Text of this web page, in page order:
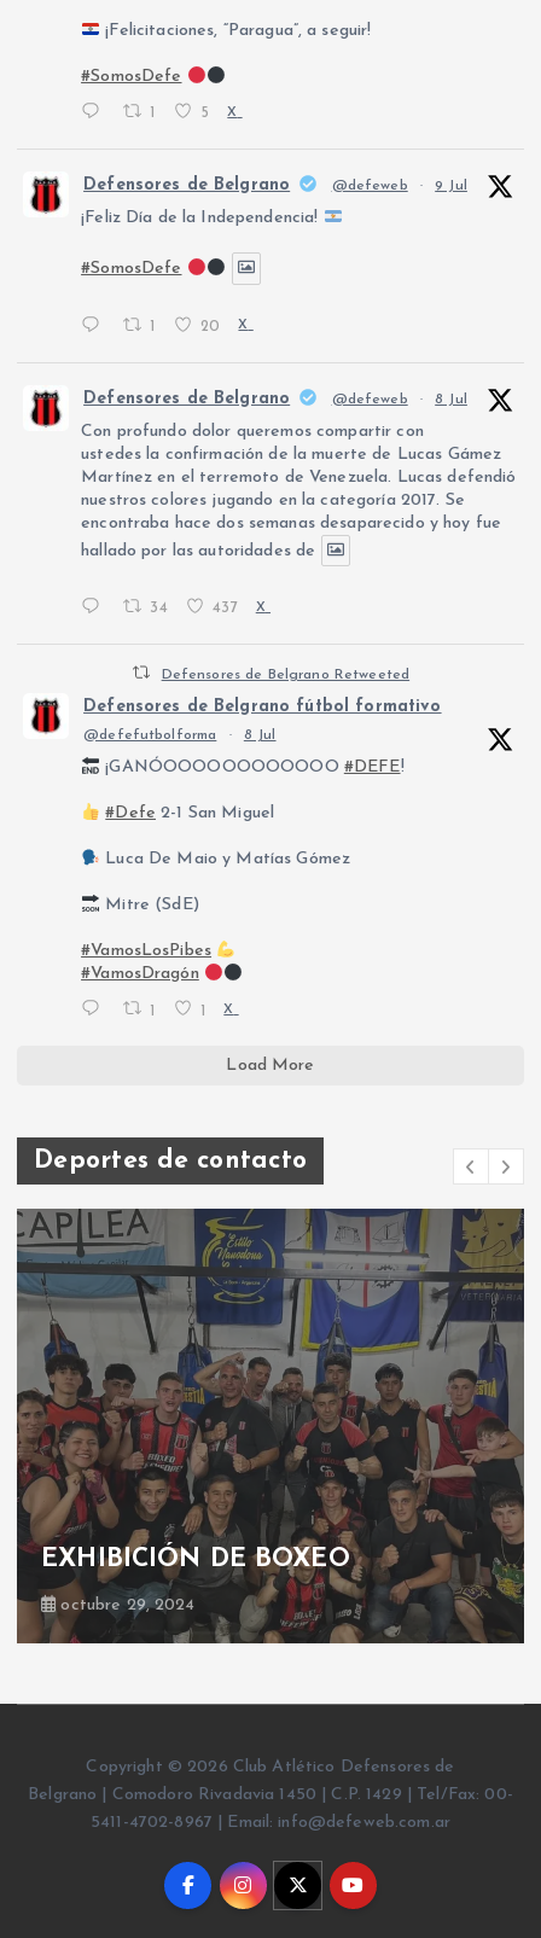
¡Felicitaciones, “Paragua”, a seguir!
#SomosDefe
5 X
Defensores de Belgrano @defeweb · 9 Jul
¡Feliz Día de la Independencia!
#SomosDefe
1 20 X
Defensores de Belgrano @defeweb · 8 Jul
Con profundo dolor queremos compartir con
ustedes la confirmación de la muerte de Lucas Gámez
Martínez en el terremoto de Venezuela. Lucas defendió
nuestros colores jugando en la categoría 2017. Se
encontraba hace dos semanas desaparecido y hoy fue
hallado por las autoridades de
34 437 X
Defensores de Belgrano Retweeted
Defensores de Belgrano fútbol formativo
@defefutbolforma · 8 Jul
¡GANÓOOOOOOOOOOOO #DEFE!
#Defe 2-1 San Miguel
Luca De Maio y Matías Gómez
Mitre (SdE)
#VamosLosPibes
#VamosDragón
1 1 X
Load More
Deportes de contacto
Boxeo: velada boxística
junio 23, 2019
Copyright © 2026 Club Atlético Defensores de
Belgrano | Comodoro Rivadavia 1450 | C.P. 1429 | Tel/Fax: 00-
5411-4702-8967 | Email: info@defeweb.com.ar